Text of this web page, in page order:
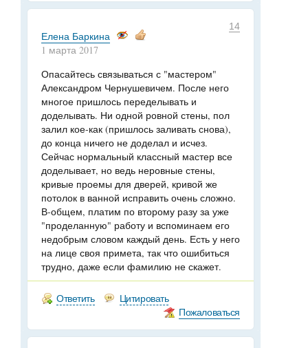
14
Елена Баркина
1 марта 2017
Опасайтесь связываться с "мастером"
Александром Чернушевичем. После него
многое пришлось переделывать и
доделывать. Ни одной ровной стены, пол
залил кое-как (пришлось заливать снова),
до конца ничего не доделал и исчез.
Сейчас нормальный классный мастер все
доделывает, но ведь неровные стены,
кривые проемы для дверей, кривой же
потолок в ванной исправить очень сложно.
В-общем, платим по второму разу за уже
"проделанную" работу и вспоминаем его
недобрым словом каждый день. Есть у него
на лице своя примета, так что ошибиться
трудно, даже если фамилию не скажет.
Ответить
Цитировать
Пожаловаться